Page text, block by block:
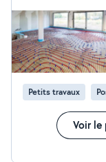
Petits travaux
Voir le